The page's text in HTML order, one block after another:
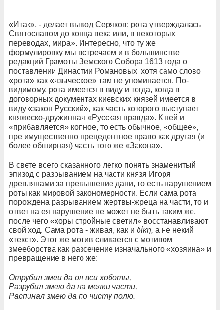
«Итак», - делает вывод Серяков: рота утверждалась
Святославом до конца века или, в некоторых
переводах, мира». Интересно, что ту же
формулировку мы встречаем и в большинстве
редакций Грамоты Земского Собора 1613 года о
поставлении Династии Романовых, хотя само слово
«рота» как «языческое» там не упоминается. По-
видимому, рота имеется в виду и тогда, когда в
договорных документах киевских князей имеется в
виду «закон Русский», как часть которого выступает
княжеско-дружинная «Русская правда». К ней и
«прибавляется» копное, то есть обычное, «общее»,
пре имущественно прецедентное право как другая (и
более обширная) часть того же «Закона».
В свете всего сказанного легко понять знаменитый
эпизод с разрыванием на части князя Игоря
древлянами за превышение дани, то есть нарушением
роты как мировой закономерности. Если сама рота
порождена разрыванием жертвы-жреца на части, то и
ответ на ея нарушение не может не быть таким же,
после чего «хоры стройные светил» восстанавливают
свой ход. Сама рота - живая, как и δίκη, а не некий
«текст». Этот же мотив сливается с мотивом
змееборства как разсечение изначального «хозяина» и
превращение в него же:
Отрубил змеи да он вси хоботы,
Разрубил змею да на мелки части,
Распинал змею да по чисту полю.